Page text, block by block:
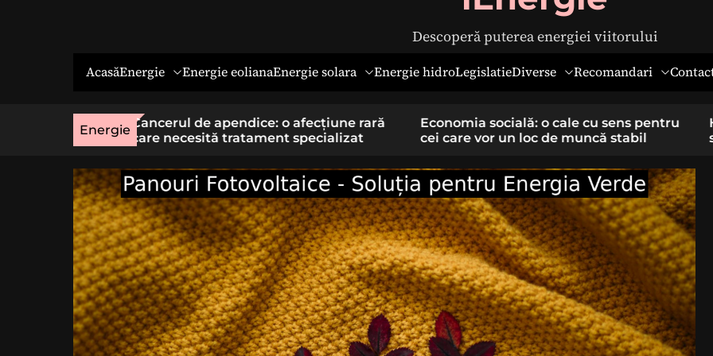
Descoperă puterea energiei viitorului
AcasăEnergie Energie eolianaEnergie solara Energie hidroLegislatieDiverse Recomandari
Energie
afecțiune rară
Economia socială: o cale cu sens pentru
cei care vor un loc de muncă stabil
Hernia ombilicală la adulți: cauze,
simptome și tratament chirurgical